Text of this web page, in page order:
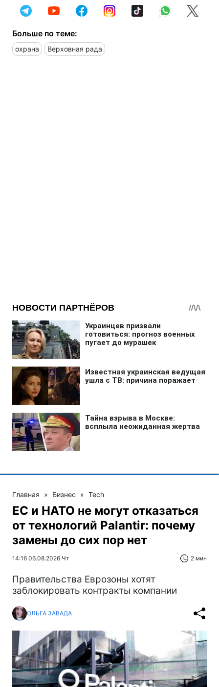
Больше по теме:
охрана Верховная рада
Главная » Бизнес » Tech
ЕС и НАТО не могут отказаться
от технологий Palantir: почему
замены до сих пор нет
14:16 06.08.2026 Чт 2 мин
Правительства Еврозоны хотят
заблокировать контракты компании
ОЛЬГА ЗАВАДА